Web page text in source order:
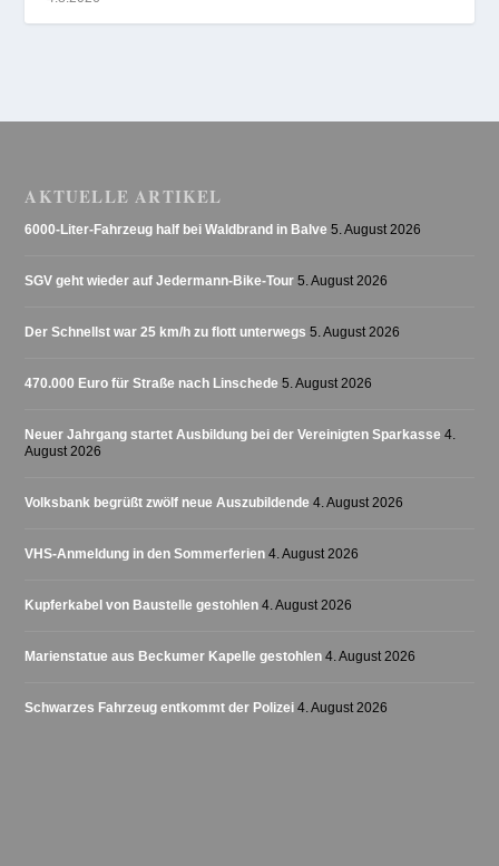
AKTUELLE ARTIKEL
6000-Liter-Fahrzeug half bei Waldbrand in Balve 5. August 2026
SGV geht wieder auf Jedermann-Bike-Tour 5. August 2026
Der Schnellst war 25 km/h zu flott unterwegs 5. August 2026
470.000 Euro für Straße nach Linschede 5. August 2026
Neuer Jahrgang startet Ausbildung bei der Vereinigten Sparkasse 4.
August 2026
Volksbank begrüßt zwölf neue Auszubildende 4. August 2026
VHS-Anmeldung in den Sommerferien 4. August 2026
Kupferkabel von Baustelle gestohlen 4. August 2026
Marienstatue aus Beckumer Kapelle gestohlen 4. August 2026
Schwarzes Fahrzeug entkommt der Polizei 4. August 2026